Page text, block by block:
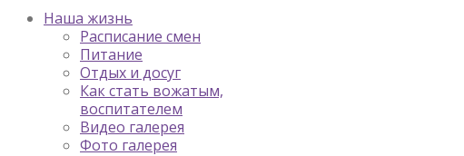
Наша жизнь
Расписание смен
Питание
Отдых и досуг
Как стать вожатым,
воспитателем
Видео галерея
Фото галерея